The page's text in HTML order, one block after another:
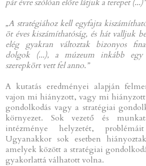
pár évre szólóan előre látjuk a terepet (...)”
„A stratégiához kell egyfajta
öt éves kiszámíthatóság, és hát valljuk
elég gyakran változtak bizonyos
dolgok (...), a múzeum inkább egy
szerepkört vett fel anno.”
A kutatás eredményei alapján
vajon mi hiányzott, vagy mi hiányzott
gondolkodás vagy a stratégiai
környezet. Sok vezető és
intézménye helyzetét,
Ugyanakkor sok esetben
amelyek között a stratégiai
gyakorlattá válhatott volna.